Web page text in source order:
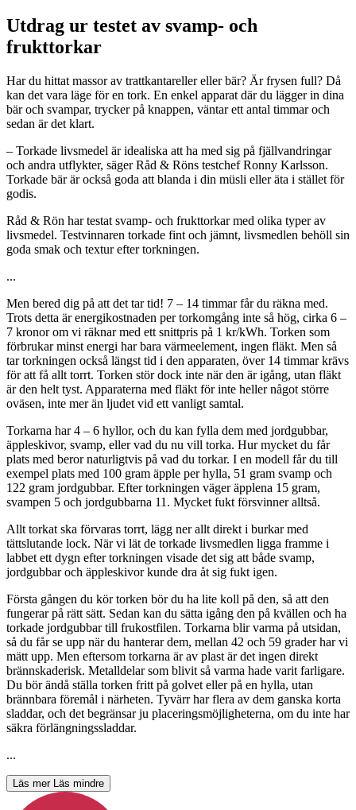
Utdrag ur testet av svamp- och
frukttorkar
Har du hittat massor av trattkantareller eller bär? Är frysen full? Då
kan det vara läge för en tork. En enkel apparat där du lägger in dina
bär och svampar, trycker på knappen, väntar ett antal timmar och
sedan är det klart.
– Torkade livsmedel är idealiska att ha med sig på fjällvandringar
och andra utflykter, säger Råd & Röns testchef Ronny Karlsson.
Torkade bär är också goda att blanda i din müsli eller äta i stället för
godis.
Råd & Rön har testat svamp- och frukttorkar med olika typer av
livsmedel. Testvinnaren torkade fint och jämnt, livsmedlen behöll sin
goda smak och textur efter torkningen.
...
Men bered dig på att det tar tid! 7 – 14 timmar får du räkna med.
Trots detta är energikostnaden per torkomgång inte så hög, cirka 6 –
7 kronor om vi räknar med ett snittpris på 1 kr/kWh. Torken som
förbrukar minst energi har bara värmeelement, ingen fläkt. Men så
tar torkningen också längst tid i den apparaten, över 14 timmar krävs
för att få allt torrt. Torken stör dock inte när den är igång, utan fläkt
är den helt tyst. Apparaterna med fläkt för inte heller något större
oväsen, inte mer än ljudet vid ett vanligt samtal.
Torkarna har 4 – 6 hyllor, och du kan fylla dem med jordgubbar,
äppleskivor, svamp, eller vad du nu vill torka. Hur mycket du får
plats med beror naturligtvis på vad du torkar. I en modell får du till
exempel plats med 100 gram äpple per hylla, 51 gram svamp och
122 gram jordgubbar. Efter torkningen väger äpplena 15 gram,
svampen 5 och jordgubbarna 11. Mycket fukt försvinner alltså.
Allt torkat ska förvaras torrt, lägg ner allt direkt i burkar med
tättslutande lock. När vi lät de torkade livsmedlen ligga framme i
labbet ett dygn efter torkningen visade det sig att både svamp,
jordgubbar och äppleskivor kunde dra åt sig fukt igen.
Första gången du kör torken bör du ha lite koll på den, så att den
fungerar på rätt sätt. Sedan kan du sätta igång den på kvällen och ha
torkade jordgubbar till frukostfilen. Torkarna blir varma på utsidan,
så du får se upp när du hanterar dem, mellan 42 och 59 grader har vi
mätt upp. Men eftersom torkarna är av plast är det ingen direkt
brännskaderisk. Metalldelar som blivit så varma hade varit farligare.
Du bör ändå ställa torken fritt på golvet eller på en hylla, utan
brännbara föremål i närheten. Tyvärr har flera av dem ganska korta
sladdar, och det begränsar ju placeringsmöjligheterna, om du inte har
säkra förlängningssladdar.
...
Läs mer Läs mindre